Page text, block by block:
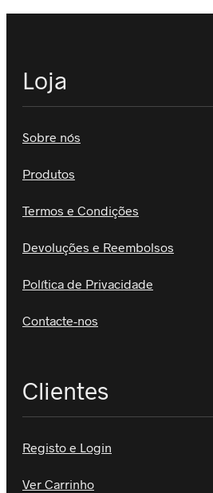
Loja
Sobre nós
Produtos
Termos e Condições
Devoluções e Reembolsos
Política de Privacidade
Contacte-nos
Clientes
Registo e Login
Ver Carrinho